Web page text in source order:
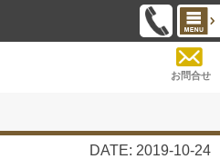
お問合せ
DATE: 2019-10-24